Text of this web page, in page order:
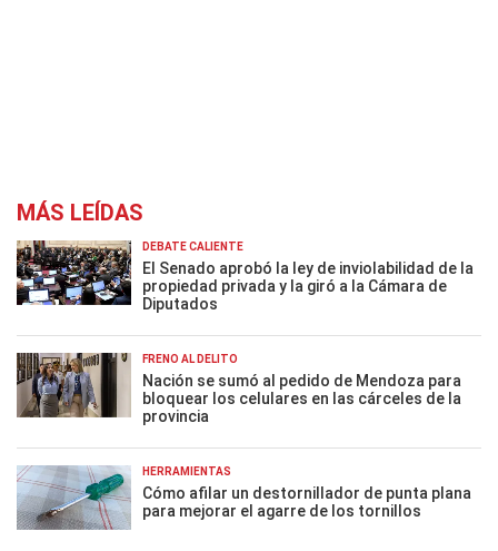
MÁS LEÍDAS
DEBATE CALIENTE
El Senado aprobó la ley de inviolabilidad de la
propiedad privada y la giró a la Cámara de
Diputados
FRENO AL DELITO
Nación se sumó al pedido de Mendoza para
bloquear los celulares en las cárceles de la
provincia
HERRAMIENTAS
Cómo afilar un destornillador de punta plana
para mejorar el agarre de los tornillos